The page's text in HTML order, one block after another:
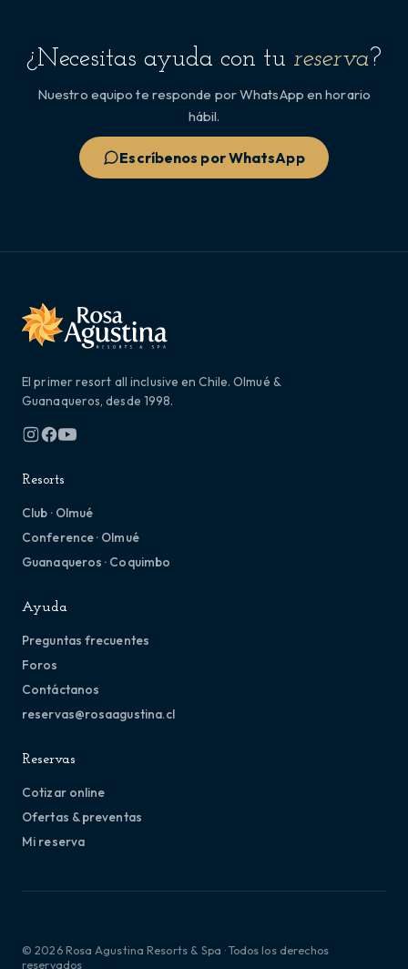
¿Necesitas ayuda con tu reserva?
Nuestro equipo te responde por WhatsApp en horario
hábil.
Escríbenos por WhatsApp
El primer resort all inclusive en Chile. Olmué &
Guanaqueros, desde 1998.
Resorts
Club · Olmué
Conference · Olmué
Guanaqueros · Coquimbo
Ayuda
Preguntas frecuentes
Foros
Contáctanos
reservas@rosaagustina.cl
Reservas
Cotizar online
Ofertas & preventas
Mi reserva
© 2026 Rosa Agustina Resorts & Spa · Todos los derechos
reservados